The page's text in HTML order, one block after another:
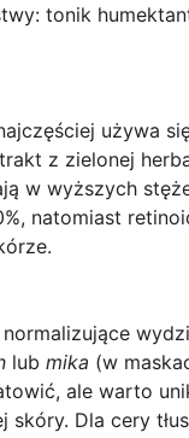
tonik
używa
z zielonej
w wyższych
natomiast
lub mika (w
ale warto
Dla cery